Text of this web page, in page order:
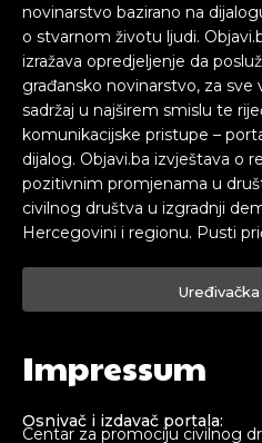
novinarstvo bazirano na
o stvarnom životu ljudi.
izražava opredjeljenje da
građansko novinarstvo, za sve
sadržaj u najširem smislu te
komunikacijske pristupe –
dijalog. Objavi.ba izvještava o
pozitivnim promjenama u
civilnog društva u izgradnji
Hercegovini i regionu. Pusti
Impressum
Osnivač i izdavač portala:
Centar za promociju civilnog